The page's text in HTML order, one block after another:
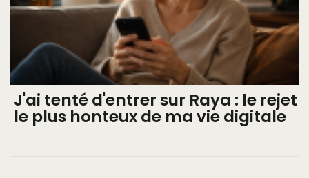
J'ai tenté d'entrer sur Raya : le rejet
le plus honteux de ma vie digitale